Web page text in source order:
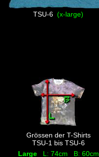
TSU-6 (x-large)
Grössen der T-Shirts
TSU-1 bis TSU-6
Large L: 74cm B: 60cm